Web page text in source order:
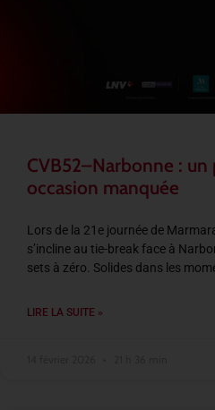
CVB52–Narbonne :
occasion manquée
Lors de la 21e journée de
s’incline au tie-break face à
sets à zéro. Solides dans les
LIRE LA SUITE »